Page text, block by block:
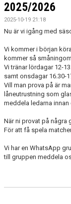
BILDGALLERI
NYHETSARKIV
2025/2026
2025-10-19 21:18
Nu är vi igång med
Vi kommer i början
kommer så
Vi tränar lördagar 12-
samt onsdagar 16.30-
Vill man prova på är
låneutrustning som
meddela ledarna
När ni provat på några
För att få spela
Vi har en WhatsApp
till gruppen meddela